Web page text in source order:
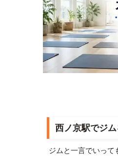
西ノ京駅でジ
ジムと一言でいって